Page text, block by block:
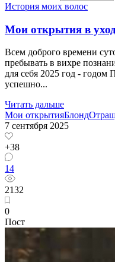
История моих волос
Мои открытия в
Всем доброго времени
пребывать в вихре
для себя 2025 год -
успешно...
Читать дальше
Мои открытияБлонд
7 сентября 2025
+38
14
2132
0
Пост